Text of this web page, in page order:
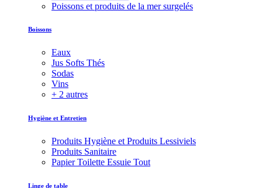
Poissons et produits de la mer surgelés
Boissons
Eaux
Jus Softs Thés
Sodas
Vins
+ 2 autres
Hygiène et Entretien
Produits Hygiène et Produits Lessiviels
Produits Sanitaire
Papier Toilette Essuie Tout
Linge de table